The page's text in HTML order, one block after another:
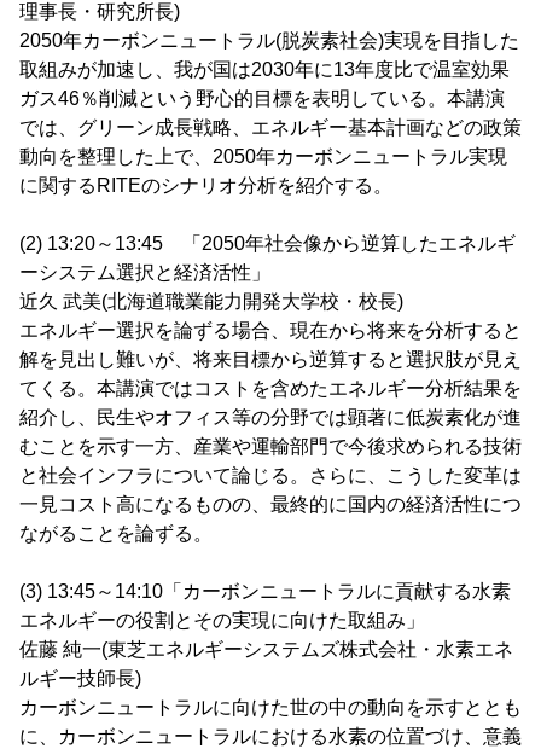
理事長・研究所長)
2050年カーボンニュートラル(脱炭素社会)実現を目指した
取組みが加速し、我が国は2030年に13年度比で温室効果
ガス46％削減という野心的目標を表明している。本講演
では、グリーン成長戦略、エネルギー基本計画などの政策
動向を整理した上で、2050年カーボンニュートラル実現
に関するRITEのシナリオ分析を紹介する。
(2) 13:20～13:45 「2050年社会像から逆算したエネルギ
ーシステム選択と経済活性」
近久 武美(北海道職業能力開発大学校・校長)
エネルギー選択を論ずる場合、現在から将来を分析すると
解を見出し難いが、将来目標から逆算すると選択肢が見え
てくる。本講演ではコストを含めたエネルギー分析結果を
紹介し、民生やオフィス等の分野では顕著に低炭素化が進
むことを示す一方、産業や運輸部門で今後求められる技術
と社会インフラについて論じる。さらに、こうした変革は
一見コスト高になるものの、最終的に国内の経済活性につ
ながることを論ずる。
(3) 13:45～14:10「カーボンニュートラルに貢献する水素
エネルギーの役割とその実現に向けた取組み」
佐藤 純一(東芝エネルギーシステムズ株式会社・水素エネ
ルギー技師長)
カーボンニュートラルに向けた世の中の動向を示すととも
に、カーボンニュートラルにおける水素の位置づけ、意義